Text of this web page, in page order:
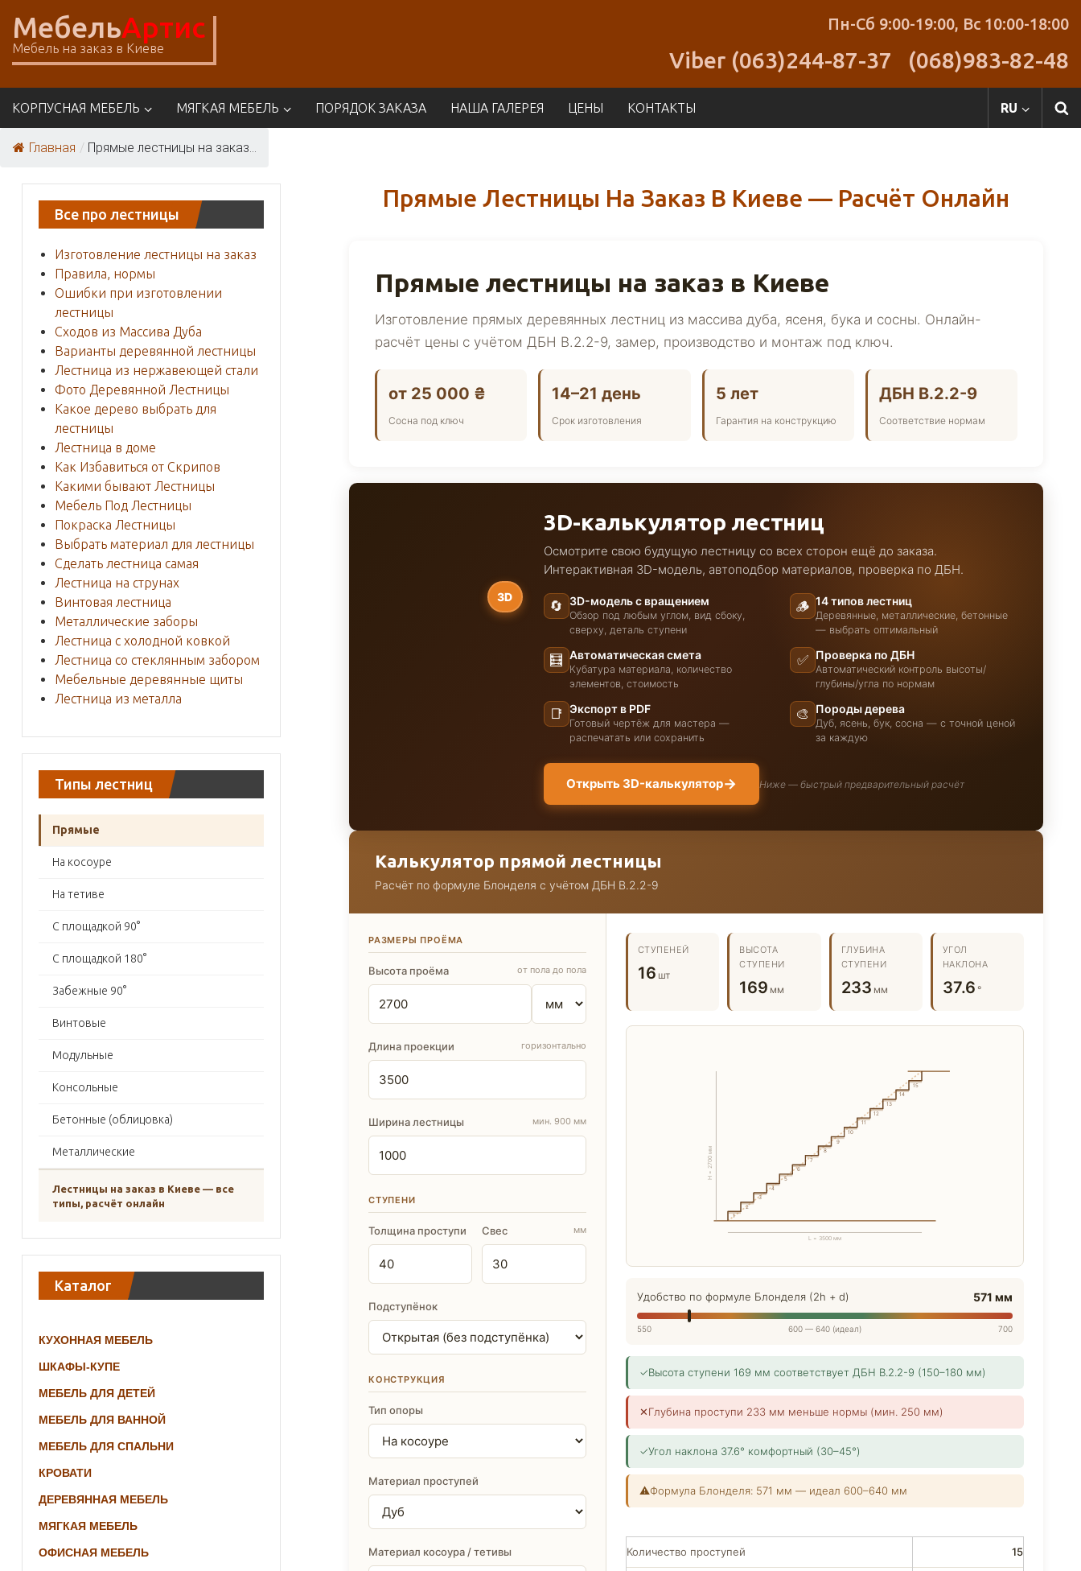
content
МебельАртис
Мебель на заказ в Киеве
Пн-Сб 9:00-19:00, Вс 10:00-18:00
Viber (063)244-87-37 (068)983-82-48
КОРПУСНАЯ МЕБЕЛЬ МЯГКАЯ МЕБЕЛЬ ПОРЯДОК ЗАКАЗА НАША ГАЛЕРЕЯ ЦЕНЫ КОНТАКТЫ RU
Главная / Прямые лестницы на заказ...
Прямые Лестницы На Заказ В Киеве — Расчёт Онлайн
Прямые лестницы на заказ в Киеве
Изготовление прямых деревянных лестниц из массива дуба, ясеня, бука и сосны. Онлайн-
расчёт цены с учётом ДБН В.2.2-9, замер, производство и монтаж под ключ.
от 25 000 ₴
Сосна под ключ
14–21 день
Срок изготовления
5 лет
Гарантия на конструкцию
ДБН В.2.2-9
Соответствие нормам
3D
3D-калькулятор лестниц
Осмотрите свою будущую лестницу со всех сторон ещё до заказа.
Интерактивная 3D-модель, автоподбор материалов, проверка по ДБН.
🔄 3D-модель с вращением
Обзор под любым углом, вид сбоку,
сверху, деталь ступени
🪵 14 типов лестниц
Деревянные, металлические, бетонные
— выбрать оптимальный
🧮 Автоматическая смета
Кубатура материала, количество
элементов, стоимость
✅ Проверка по ДБН
Автоматический контроль высоты/
глубины/угла по нормам
📑 Экспорт в PDF
Готовый чертёж для мастера —
распечатать или сохранить
🎨 Породы дерева
Дуб, ясень, бук, сосна — с точной ценой
за каждую
Открыть 3D-калькулятор→ Ниже — быстрый предварительный расчёт
Калькулятор прямой лестницы
Расчёт по формуле Блонделя с учётом ДБН В.2.2-9
РАЗМЕРЫ ПРОЁМА
Высота проёма от пола до пола
Длина проекции горизонтально
Ширина лестницы мин. 900 мм
СТУПЕНИ
Толщина проступи Свес мм
Подступёнок
КОНСТРУКЦИЯ
Тип опоры
Материал проступей
Материал косоура / тетивы
СТУПЕНЕЙ
16 шт
ВЫСОТА
СТУПЕНИ
169 мм
ГЛУБИНА
СТУПЕНИ
233 мм
УГОЛ
НАКЛОНА
37.6 °
1
2
3
4
5
6
7
8
9
10
11
12
13
14
15
H = 2700 мм
L = 3500 мм
Удобство по формуле Блонделя (2h + d) 571 мм
550 600 — 640 (идеал) 700
✓Высота ступени 169 мм соответствует ДБН В.2.2-9 (150–180 мм)
✕Глубина проступи 233 мм меньше нормы (мин. 250 мм)
✓Угол наклона 37.6° комфортный (30–45°)
⚠Формула Блонделя: 571 мм — идеал 600–640 мм
Количество проступей 15
Все про лестницы
Изготовление лестницы на заказ
Правила, нормы
Ошибки при изготовлении
лестницы
Сходов из Массива Дуба
Варианты деревянной лестницы
Лестница из нержавеющей стали
Фото Деревянной Лестницы
Какое дерево выбрать для
лестницы
Лестница в доме
Как Избавиться от Скрипов
Какими бывают Лестницы
Мебель Под Лестницы
Покраска Лестницы
Выбрать материал для лестницы
Сделать лестница самая
Лестница на струнах
Винтовая лестница
Металлические заборы
Лестница с холодной ковкой
Лестница со стеклянным забором
Мебельные деревянные щиты
Лестница из металла
Типы лестниц
Прямые
На косоуре
На тетиве
С площадкой 90°
С площадкой 180°
Забежные 90°
Винтовые
Модульные
Консольные
Бетонные (облицовка)
Металлические
Лестницы на заказ в Киеве — все
типы, расчёт онлайн
Каталог
КУХОННАЯ МЕБЕЛЬ
ШКАФЫ-КУПЕ
МЕБЕЛЬ ДЛЯ ДЕТЕЙ
МЕБЕЛЬ ДЛЯ ВАННОЙ
МЕБЕЛЬ ДЛЯ СПАЛЬНИ
КРОВАТИ
ДЕРЕВЯННАЯ МЕБЕЛЬ
МЯГКАЯ МЕБЕЛЬ
ОФИСНАЯ МЕБЕЛЬ